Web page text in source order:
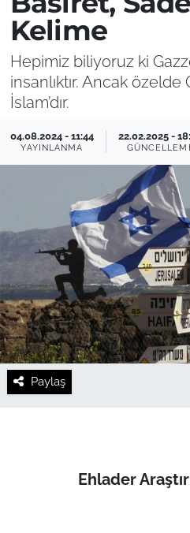
Kelime
Hepimiz biliyoruz ki
insanlıktır. Ancak özelde
İslam’dır.
04.08.2024 - 11:44
YAYINLANMA
22.02.2025 -
Paylaş
Ehlader